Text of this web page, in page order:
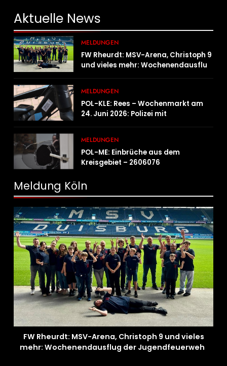
Aktuelle News
MELDUNGEN
FW Rheurdt: MSV-Arena, Christoph 9
und vieles mehr: Wochenendausflug
MELDUNGEN
POL-KLE: Rees – Wochenmarkt am
24. Juni 2026: Polizei mit
MELDUNGEN
POL-ME: Einbrüche aus dem
Kreisgebiet – 2606076
Meldung Köln
FW Rheurdt: MSV-Arena, Christoph 9 und vieles
mehr: Wochenendausflug der Jugendfeuerwehr